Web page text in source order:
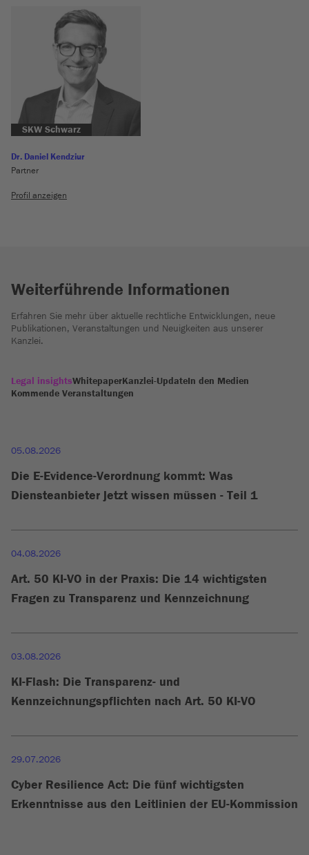
SKW Schwarz
Dr. Daniel Kendziur
Partner
Profil anzeigen
Weiterführende Informationen
Erfahren Sie mehr über aktuelle rechtliche Entwicklungen, neue
Publikationen, Veranstaltungen und Neuigkeiten aus unserer
Kanzlei.
Legal insightsWhitepaperKanzlei-UpdateIn den Medien
Kommende Veranstaltungen
05.08.2026
Die E-Evidence-Verordnung kommt: Was
Diensteanbieter jetzt wissen müssen - Teil 1
04.08.2026
Art. 50 KI-VO in der Praxis: Die 14 wichtigsten
Fragen zu Transparenz und Kennzeichnung
03.08.2026
KI-Flash: Die Transparenz- und
Kennzeichnungspflichten nach Art. 50 KI-VO
29.07.2026
Cyber Resilience Act: Die fünf wichtigsten
Erkenntnisse aus den Leitlinien der EU-Kommission